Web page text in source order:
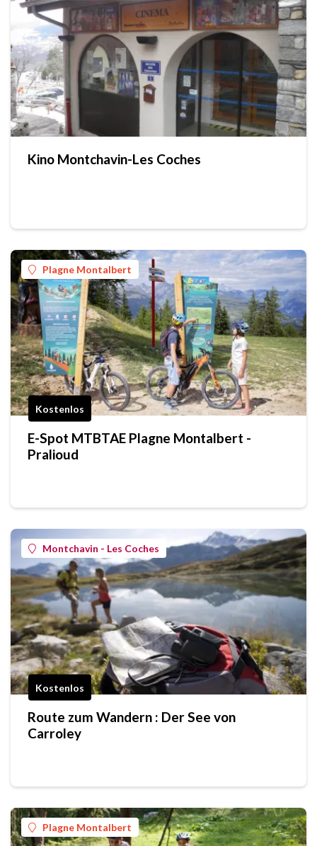
Kino Montchavin-Les Coches
Plagne Montalbert
Kostenlos
E-Spot MTBTAE Plagne Montalbert -
Pralioud
Montchavin - Les Coches
Kostenlos
Route zum Wandern : Der See von
Carroley
Plagne Montalbert